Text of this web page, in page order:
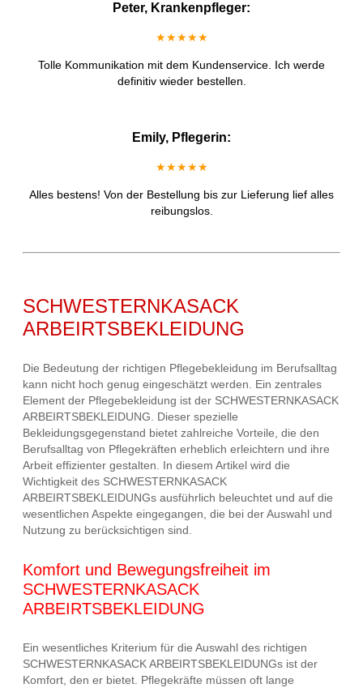
Peter, Krankenpfleger:
★★★★★
Tolle Kommunikation mit dem Kundenservice. Ich werde
definitiv wieder bestellen.
Emily, Pflegerin:
★★★★★
Alles bestens! Von der Bestellung bis zur Lieferung lief alles
reibungslos.
SCHWESTERNKASACK
ARBEIRTSBEKLEIDUNG
Die Bedeutung der richtigen Pflegebekleidung im Berufsalltag
kann nicht hoch genug eingeschätzt werden. Ein zentrales
Element der Pflegebekleidung ist der SCHWESTERNKASACK
ARBEIRTSBEKLEIDUNG. Dieser spezielle
Bekleidungsgegenstand bietet zahlreiche Vorteile, die den
Berufsalltag von Pflegekräften erheblich erleichtern und ihre
Arbeit effizienter gestalten. In diesem Artikel wird die
Wichtigkeit des SCHWESTERNKASACK
ARBEIRTSBEKLEIDUNGs ausführlich beleuchtet und auf die
wesentlichen Aspekte eingegangen, die bei der Auswahl und
Nutzung zu berücksichtigen sind.
Komfort und Bewegungsfreiheit im
SCHWESTERNKASACK
ARBEIRTSBEKLEIDUNG
Ein wesentliches Kriterium für die Auswahl des richtigen
SCHWESTERNKASACK ARBEIRTSBEKLEIDUNGs ist der
Komfort, den er bietet. Pflegekräfte müssen oft lange